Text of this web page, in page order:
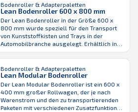
ganz unabhängig von der Radstellung, da
die Bodenroller beim Stapeln einrasten.
Dank nadelgelagerter Räder leicht zu
handhaben! Der Bakery ...
Bodenroller & Adapterpaletten
Lean Bodenroller 600 x 800 mm
Der Lean Bodenroller in der Größe 600 x
800 mm wurde speziell für den Transport
von Kunststoffkisten und Trays in der
Automobilbranche ausgelegt. Erhältlich in
1/4-Palettengröße, kann er leicht in Ihr
automatisiertes System integriert und mit
oder ohne Deichsel verwendet werden. Für
einen optimierten externen Transport und
eine optimale Lagerhaltung können Sie den
Lean Bodenroller in ...
Bodenroller & Adapterpaletten
Lean Modular Bodenroller
Der Lean Modular Bodenroller ist ein 600 x
400 mm großer Rollwagen, der je nach
Warenstrom und den zu transportierenden
Paketen mit verschiedenen Zusatzfunktionen